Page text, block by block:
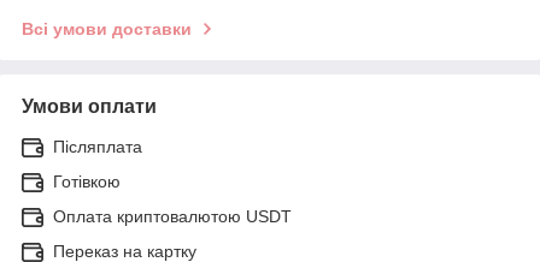
Всі умови доставки
Умови оплати
Післяплата
Готівкою
Оплата криптовалютою USDT
Переказ на картку